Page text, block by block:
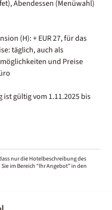
Abendessen (Menüwahl)
(H): + EUR 27, für das
täglich, auch als
und Preise
gültig vom 1.11.2025 bis
nur die Hotelbeschreibung des
im Bereich “Ihr Angebot” in den